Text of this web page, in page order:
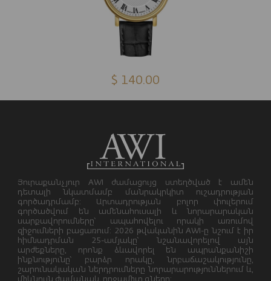
$ 140.00
Յուրաքանչյուր AWI ժամացույց ստեղծված է ամեն
դետալի նկատմամբ մանրակրկիտ ուշադրության
գործադրմամբ: Արտադրության բոլոր փուլերում
գործածվում են ամենահուսալի և նորարարական
սարքավորումները՝ ապահովելու որակի առումով
զիջումների բացառում: 2026 թվականին AWI-ը նշում է իր
հիմնադրման 25-ամյակը՝ նշանավորելով այն
արժեքները, որոնք ձևավորել են ապրանքանիշի
ինքնությունը՝ բարձր որակը, նրբաճաշակությունը,
շարունակական ներդրումները նորարարություններում և,